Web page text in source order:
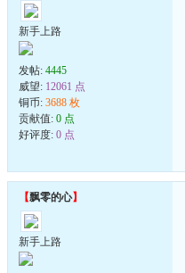
新手上路
发帖: 4445
威望: 12061 点
铜币: 3688 枚
贡献值: 0 点
好评度: 0 点
【飘零的心】
新手上路